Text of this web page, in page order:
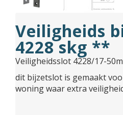
Veiligheids
4228 skg **
Veiligheidsslot 4228/17-
dit bijzetslot is gemaakt
woning waar extra